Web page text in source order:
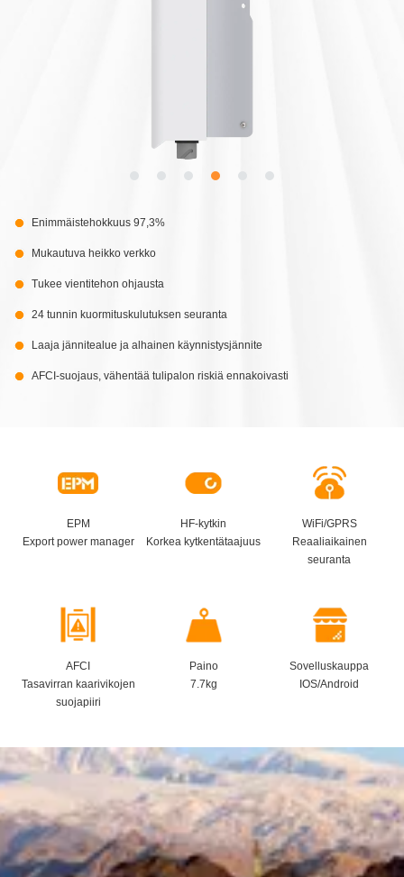
Enimmäistehokkuus 97,3%
Mukautuva heikko verkko
Tukee vientitehon ohjausta
24 tunnin kuormituskulutuksen seuranta
Laaja jännitealue ja alhainen käynnistysjännite
AFCI-suojaus, vähentää tulipalon riskiä ennakoivasti
EPM
Export power manager
HF-kytkin
Korkea kytkentätaajuus
WiFi/GPRS
Reaaliaikainen
seuranta
AFCI
Tasavirran kaari­vikojen
suojapiiri
Paino
7.7kg
Sovelluskauppa
IOS/Android